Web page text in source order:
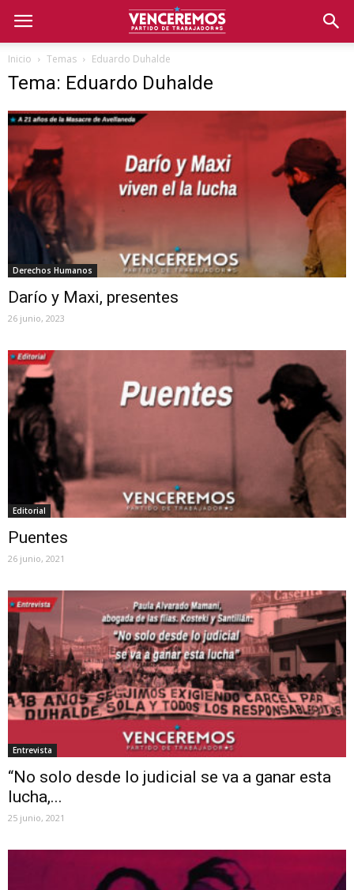
Inicio Temas Eduardo Duhalde
Tema: Eduardo Duhalde
Derechos Humanos
Darío y Maxi, presentes
26 junio, 2023
Editorial
Puentes
26 junio, 2021
Entrevista
“No solo desde lo judicial se va a ganar esta
lucha,...
25 junio, 2021